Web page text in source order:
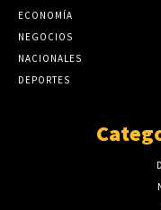
ECONOMÍA
NEGOCIOS
NACIONALES
DEPORTES